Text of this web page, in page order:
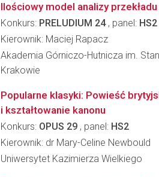
Ilościowy model analizy przekładu
Konkurs: PRELUDIUM 24, panel: HS2
Kierownik: Maciej Rapacz
Akademia Górniczo-Hutnicza im.
Krakowie
Popularne klasyki: Powieść
i kształtowanie kanonu
Konkurs: OPUS 29 , panel: HS2
Kierownik: dr Mary-Celine Newbould
Uniwersytet Kazimierza Wielkiego